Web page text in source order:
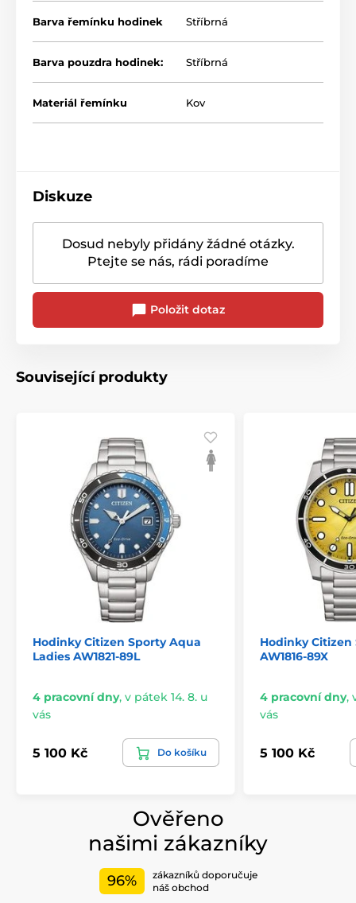
Barva řemínku hodinek Stříbrná
Barva pouzdra hodinek: Stříbrná
Materiál řemínku Kov
Diskuze
Dosud nebyly přidány žádné otázky.
Ptejte se nás, rádi poradíme
Položit dotaz
Související produkty
Hodinky Citizen Sporty Aqua
Ladies AW1821-89L
4 pracovní dny, v pátek 14. 8. u
vás
5 100 Kč Do košíku
Hodinky Citizen
AW1816-89X
4 pracovní dny,
vás
5 100 Kč
Ověřeno
našimi zákazníky
96%
zákazníků doporučuje
náš obchod